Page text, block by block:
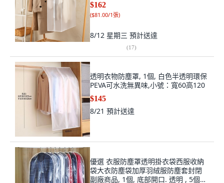
$162
($81.00/1張)
8/12 星期三 預計送達
(17)
透明衣物防塵罩, 1個, 白色半透明環保
PEVA可水洗無異味,小號：寬60高120
$145
8/21 預計送達
優選 衣服防塵罩透明掛衣袋西服收納
袋大衣防塵袋加厚羽絨服防塵套封閉
副廠商品, 1個, 底部開口. 透明 , 5個